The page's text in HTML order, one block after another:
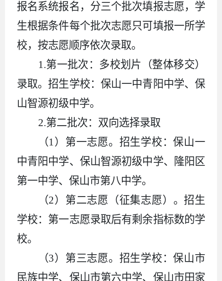
报名系统报名，分三个批次填报志愿，学
生根据条件每个批次志愿只可填报一所学
校，按志愿顺序依次录取。
1.第一批次：多校划片（整体移交）
录取。招生学校：保山一中青阳中学、保
山智源初级中学。
2.第二批次：双向选择录取
（1）第一志愿。招生学校：保山一
中青阳中学、保山智源初级中学、隆阳区
第一中学、保山市第八中学。
（2）第二志愿 （征集志愿） 。招生
学校： 第一志愿录取后有剩余指标数的学
校。
（3）第三志愿。招生学校：保山市
民族中学、保山市第六中学、保山市田家